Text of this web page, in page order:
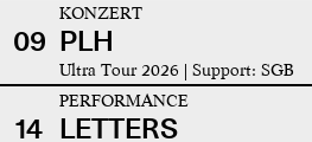
09
KONZERT
PLH
Ultra Tour 2026 | Support: SGB
14
PERFORMANCE
LETTERS